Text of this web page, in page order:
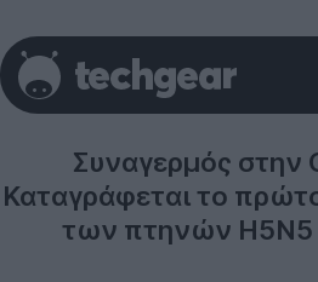
Συναγερμός στην
Καταγράφεται το
των πτηνών